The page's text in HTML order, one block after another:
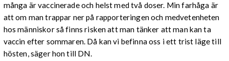
många är vaccinerade och helst med två doser. Min farhåga är
att om man trappar ner på rapporteringen och medvetenheten
hos människor så finns risken att man tänker att man kan ta
vaccin efter sommaren. Då kan vi befinna oss i ett trist läge till
hösten, säger hon till DN.